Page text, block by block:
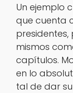
Un ejemplo
que cuenta
presidentes,
mismos
capítulos.
en lo
tal de dar